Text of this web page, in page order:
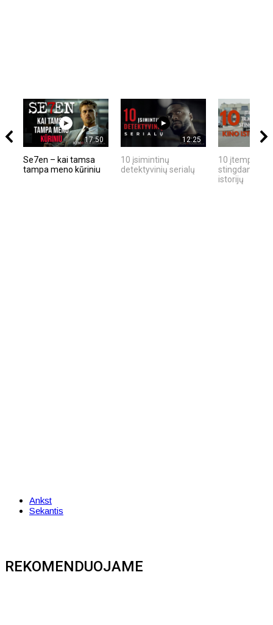
17:50
Se7en – kai tamsa
tampa meno kūriniu
12:25
10 įsimintinų
detektyvinių serialų
10 įtemptų,
stingdančių
istorijų
Ankst
Sekantis
REKOMENDUOJAME